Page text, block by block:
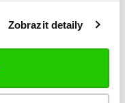
Zobrazit detaily